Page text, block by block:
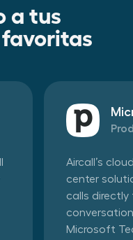
a tus
Aircall’s
center
calls
Microsoft